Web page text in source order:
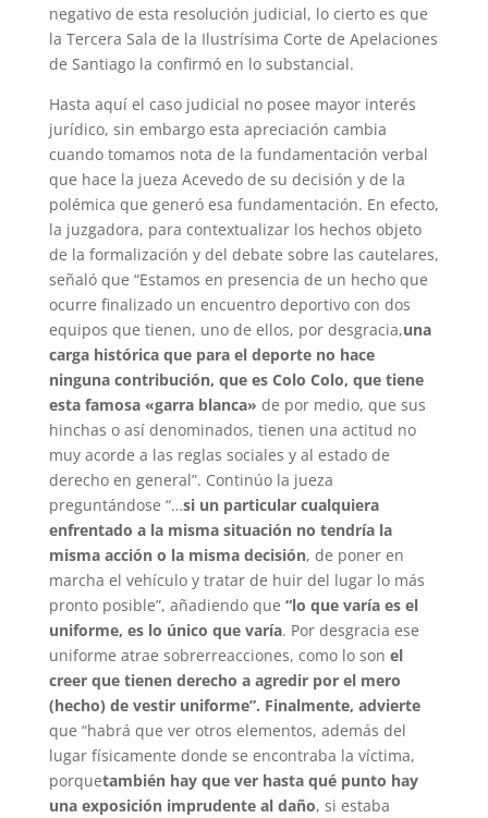
negativo de esta resolución judicial, lo cierto es que
la Tercera Sala de la Ilustrísima Corte de Apelaciones
de Santiago la confirmó en lo substancial.
Hasta aquí el caso judicial no posee mayor interés
jurídico, sin embargo esta apreciación cambia
cuando tomamos nota de la fundamentación verbal
que hace la jueza Acevedo de su decisión y de la
polémica que generó esa fundamentación. En efecto,
la juzgadora, para contextualizar los hechos objeto
de la formalización y del debate sobre las cautelares,
señaló que “Estamos en presencia de un hecho que
ocurre finalizado un encuentro deportivo con dos
equipos que tienen, uno de ellos, por desgracia,una
carga histórica que para el deporte no hace
ninguna contribución, que es Colo Colo, que tiene
esta famosa «garra blanca» de por medio, que sus
hinchas o así denominados, tienen una actitud no
muy acorde a las reglas sociales y al estado de
derecho en general”. Continúo la jueza
preguntándose “…si un particular cualquiera
enfrentado a la misma situación no tendría la
misma acción o la misma decisión, de poner en
marcha el vehículo y tratar de huir del lugar lo más
pronto posible”, añadiendo que “lo que varía es el
uniforme, es lo único que varía. Por desgracia ese
uniforme atrae sobrerreacciones, como lo son el
creer que tienen derecho a agredir por el mero
(hecho) de vestir uniforme”. Finalmente, advierte
que “habrá que ver otros elementos, además del
lugar físicamente donde se encontraba la víctima,
porquetambién hay que ver hasta qué punto hay
una exposición imprudente al daño, si estaba